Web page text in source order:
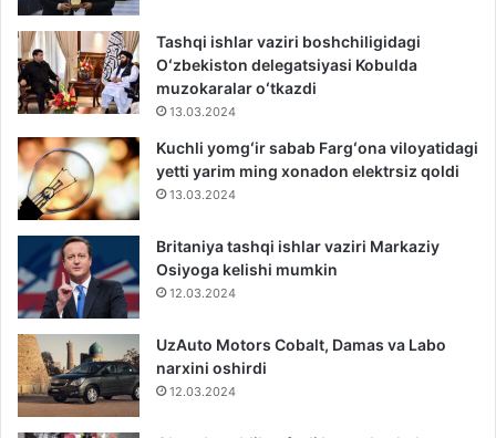
Tashqi ishlar vaziri boshchiligidagi
Oʻzbekiston delegatsiyasi Kobulda
muzokaralar oʻtkazdi
13.03.2024
Kuchli yomgʻir sabab Fargʻona viloyatidagi
yetti yarim ming xonadon elektrsiz qoldi
13.03.2024
Britaniya tashqi ishlar vaziri Markaziy
Osiyoga kelishi mumkin
12.03.2024
UzAuto Motors Cobalt, Damas va Labo
narxini oshirdi
12.03.2024